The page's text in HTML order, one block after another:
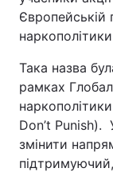
Європейській
Така назва
рамках
Don’t Punish).
змінити